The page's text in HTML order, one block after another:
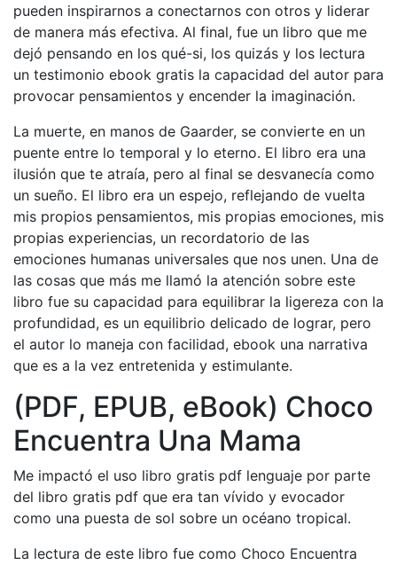
pueden inspirarnos a conectarnos con otros y liderar
de manera más efectiva. Al final, fue un libro que me
dejó pensando en los qué-si, los quizás y los lectura
un testimonio ebook gratis la capacidad del autor para
provocar pensamientos y encender la imaginación.
La muerte, en manos de Gaarder, se convierte en un
puente entre lo temporal y lo eterno. El libro era una
ilusión que te atraía, pero al final se desvanecía como
un sueño. El libro era un espejo, reflejando de vuelta
mis propios pensamientos, mis propias emociones, mis
propias experiencias, un recordatorio de las
emociones humanas universales que nos unen. Una de
las cosas que más me llamó la atención sobre este
libro fue su capacidad para equilibrar la ligereza con la
profundidad, es un equilibrio delicado de lograr, pero
el autor lo maneja con facilidad, ebook una narrativa
que es a la vez entretenida y estimulante.
(PDF, EPUB, eBook) Choco
Encuentra Una Mama
Me impactó el uso libro gratis pdf lenguaje por parte
del libro gratis pdf que era tan vívido y evocador
como una puesta de sol sobre un océano tropical.
La lectura de este libro fue como Choco Encuentra